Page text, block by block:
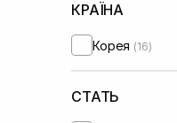
КРАЇНА
Корея (16)
СТАТЬ